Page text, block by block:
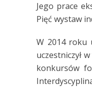
Jego prace
Pięć wystaw
W 2014 roku
uczestniczył
konkursów